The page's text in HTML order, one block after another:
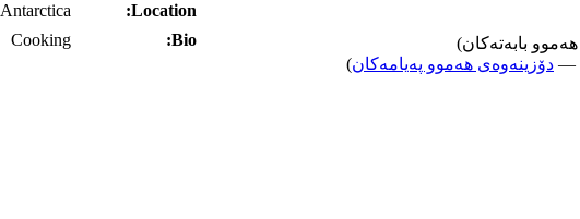
— دۆزینه‌وه‌ی هه‌موو په‌یامه‌کان)
Location:
Antarctica
Bio:
Cooking